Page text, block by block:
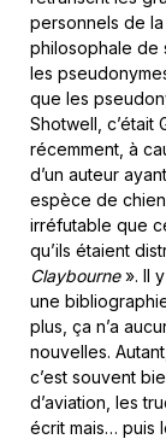
personnels de la
philosophale de
les
que les
Shotwell, c’était
récemment, à
d’un auteur
espèce de
irréfutable que
qu’ils étaient
Claybourne». Il
une
plus, ça n’a
nouvelles.
c’est souvent
d’aviation, les
écrit mais… puis